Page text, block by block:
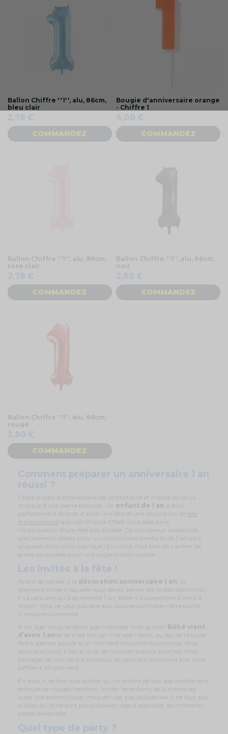
Ballon Chiffre ''1'', alu, 86cm,
bleu clair
2,78 €
COMMANDEZ
Bougie d'anniversaire orange
- Chiffre 1
4,08 €
COMMANDEZ
Ballon Chiffre ''1'', alu, 86cm,
rose clair
2,78 €
COMMANDEZ
Ballon Chiffre ''1'', alu, 86cm,
noir
2,80 €
COMMANDEZ
Ballon Chiffre ''1'', alu, 86cm,
rouge
2,80 €
COMMANDEZ
Comment préparer un anniversaire 1 an
réussi ?
Chaque date d’anniversaire est importante et mérite qu’on la
marque d’une pierre blanche. Un enfant de 1 an
a donc
parfaitement le droit d’avoir une fête et une décoration de fête
d'anniversaire
spéciale ! France Effect vous aide dans
l’organisation d’une fête inoubliable. De nombreux accessoires
spécialement dédiés pour un anniversaire d’enfants de 1 an sont
proposés dans cette rubrique ! En outre, il est bon de s’armer de
quelques conseils pour une organisation réussie.
Les invités à la fête !
Avant de penser à la décoration anniversaire 1 an
, la
première chose à laquelle vous devez penser est la liste des invités.
Il va sans dire qu’à seulement 1 an, bébé n’a pas encore d’amis à
inviter. Cela ne veut pas dire que vous devez traiter cette partie
n’importe comment.
A cet âge, vous ne devez pas organiser trop grand ! Bébé vient
d’avoir 1 an et ce n’est pas un mariage ! Ainsi, au lieu de la super
fiesta, pensez plutôt à un moment chouette et convivial. Vous
avez donc tout à fait le droit de n’inviter que vos proches. Pour
partager ce moment si précieux, les gens qui comptent pur vous
suffisent amplement.
En plus, il ne faut pas oublier qu’un enfant de bas âge préfère être
entouré de visages familiers. Inviter les enfants de la crèche est
aussi une bonne chose, mais ce n’est pas obligatoire. Il ne faut pas
oublier qu’ils ne sont pas encore en âge d’apprécier les moments
passés ensemble.
Quel type de party ?